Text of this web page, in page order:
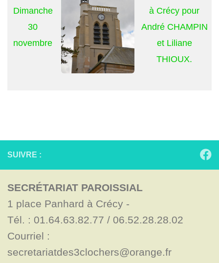
Dimanche
30
novembre
à Crécy pour
André CHAMPIN
et Liliane
THIOUX.
SUIVRE :
SECRÉTARIAT PAROISSIAL
1 place Panhard à Crécy -
Tél. : 01.64.63.82.77 / 06.52.28.28.02
Courriel :
secretariatdes3clochers@orange.fr